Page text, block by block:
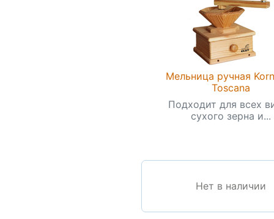
Мельница ручная
Toscana
Подходит для всех
сухого зерна и...
Нет в наличии